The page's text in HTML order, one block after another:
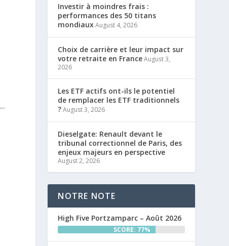
Investir à moindres frais :
performances des 50 titans
mondiauxAugust 4, 2026
Choix de carrière et leur impact sur
votre retraite en FranceAugust 3,
2026
Les ETF actifs ont-ils le potentiel
de remplacer les ETF traditionnels
?August 3, 2026
Dieselgate: Renault devant le
tribunal correctionnel de Paris, des
enjeux majeurs en perspective
August 2, 2026
NOTRE NOTE
High Five Portzamparc – Août 2026
SCORE: 77%